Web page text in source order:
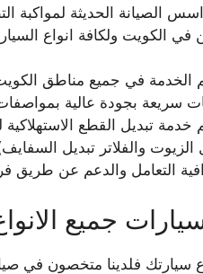
الصيانة الحديثة لمواكبة
في الكويت ولكافة انواع
الخدمة في جميع مناطق
سريعة بجودة عالية بمواصفات
خدمة تبديل القطع
الزيوت والفلاتر تبديل
التعامل والدعم عن طريق
جميع
سيارتك فلدينا متخصون في